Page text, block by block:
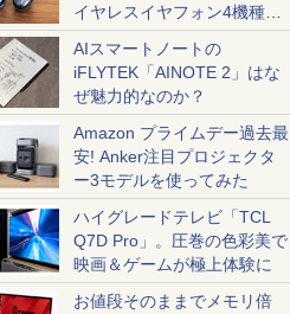
イヤレスイヤフォン4機種を
一気に聴く
AIスマートノートの
iFLYTEK「AINOTE 2」はな
ぜ魅力的なのか？
Amazon プライムデー過去最
安! Anker注目プロジェクタ
ー3モデルを使ってみた
ハイグレードテレビ「TCL
Q7D Pro」。圧巻の色彩美で
映画＆ゲームが極上体験に
お値段そのままでメモリ倍